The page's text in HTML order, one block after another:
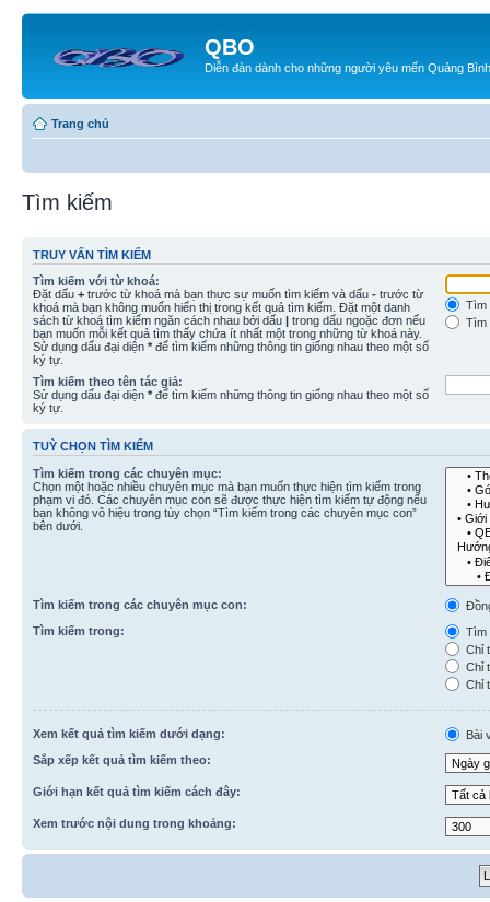
QBO
Diễn đàn dành cho những người yêu mến Quảng Bình
Trang chủ
Tìm kiếm
TRUY VẤN TÌM KIẾM
Tìm kiếm với từ khoá:
Đặt dấu + trước từ khoá mà bạn thực sự muốn tìm kiếm và dấu - trước từ
khoá mà bạn không muốn hiển thị trong kết quả tìm kiếm. Đặt một danh
sách từ khoá tìm kiếm ngăn cách nhau bởi dấu | trong dấu ngoặc đơn nếu
bạn muốn mỗi kết quả tìm thấy chứa ít nhất một trong những từ khoá này.
Sử dụng dấu đại diện * để tìm kiếm những thông tin giống nhau theo một số
ký tự.
Tìm
Tìm
Tìm kiếm theo tên tác giả:
Sử dụng dấu đại diện * để tìm kiếm những thông tin giống nhau theo một số
ký tự.
TUỲ CHỌN TÌM KIẾM
Tìm kiếm trong các chuyên mục:
Chọn một hoặc nhiều chuyên mục mà bạn muốn thực hiện tìm kiếm trong
phạm vi đó. Các chuyên mục con sẽ được thực hiện tìm kiếm tự động nếu
bạn không vô hiệu trong tùy chọn “Tìm kiếm trong các chuyên mục con”
bên dưới.
Tìm kiếm trong các chuyên mục con:
Tìm kiếm trong:
Tìm
Chỉ
Chỉ
Chỉ
Xem kết quả tìm kiếm dưới dạng:
Bài
Sắp xếp kết quả tìm kiếm theo:
Giới hạn kết quả tìm kiếm cách đây:
Xem trước nội dung trong khoảng: